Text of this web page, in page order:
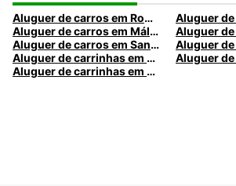
Aluguer de carros em Roma
Aluguer de carros em Málaga
Aluguer de carros em Santa Maria da Feira
Aluguer
Aluguer de carrinhas em Nice
Aluguer de carrinhas em Caldas da Rainha